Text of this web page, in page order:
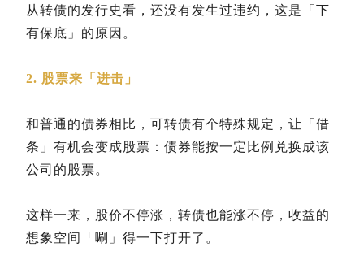
从转债的发行史看，还没有发生过违约，这是「下
有保底」的原因。
2. 股票来「进击」
和普通的债券相比，可转债有个特殊规定，让「借
条」有机会变成股票：债券能按一定比例兑换成该
公司的股票。
这样一来，股价不停涨，转债也能涨不停，收益的
想象空间「唰」得一下打开了。